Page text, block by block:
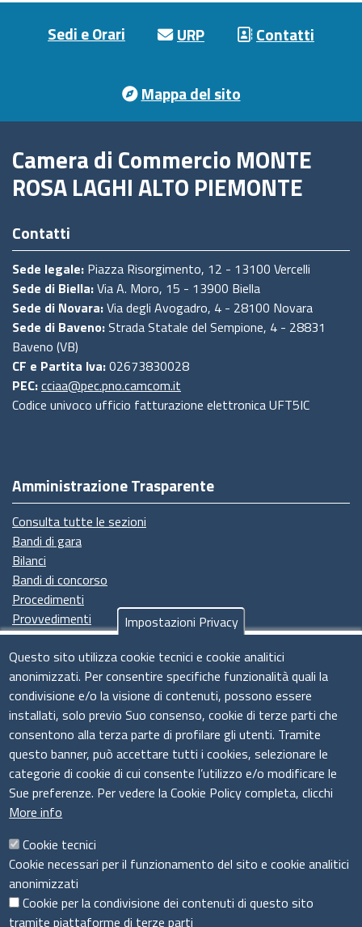
Sedi e Orari URP Contatti
Mappa del sito
Camera di Commercio MONTE
ROSA LAGHI ALTO PIEMONTE
Contatti
Sede legale: Piazza Risorgimento, 12 - 13100 Vercelli
Sede di Biella:Via A. Moro, 15 - 13900 Biella
Sede di Novara:Via degli Avogadro, 4 - 28100 Novara
Sede di Baveno:Strada Statale del Sempione, 4 - 28831
Baveno (VB)
CF e Partita Iva:02673830028
PEC:cciaa@pec.pno.camcom.it
Codice univoco ufficio fatturazione elettronica UFT5IC
Amministrazione Trasparente
Consulta tutte le sezioni
Bandi di gara
Bilanci
Bandi di concorso
Procedimenti
Provvedimenti
Seguici su
Il sistema camerale
Impostazioni Privacy
Questo sito utilizza cookie tecnici e cookie analitici
anonimizzati. Per consentire specifiche funzionalità quali la
condivisione e/o la visione di contenuti, possono essere
installati, solo previo Suo consenso, cookie di terze parti che
consentono alla terza parte di profilare gli utenti. Tramite
questo banner, può accettare tutti i cookies, selezionare le
categorie di cookie di cui consente l’utilizzo e/o modificare le
Sue preferenze. Per vedere la Cookie Policy completa, clicchi
More info
Cookie tecnici
Cookie necessari per il funzionamento del sito e cookie analitici
anonimizzati
Cookie per la condivisione dei contenuti di questo sito
tramite piattaforme di terze parti